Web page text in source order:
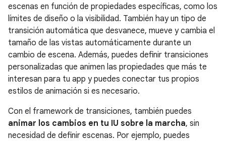
escenas en función de propiedades específicas, como los
límites de diseño o la visibilidad. También hay un tipo de
transición automática que desvanece, mueve y cambia el
tamaño de las vistas automáticamente durante un
cambio de escena. Además, puedes definir transiciones
personalizadas que animen las propiedades que más te
interesan para tu app y puedes conectar tus propios
estilos de animación si es necesario.
Con el framework de transiciones, también puedes
animar los cambios en tu IU sobre la marcha, sin
necesidad de definir escenas. Por ejemplo, puedes